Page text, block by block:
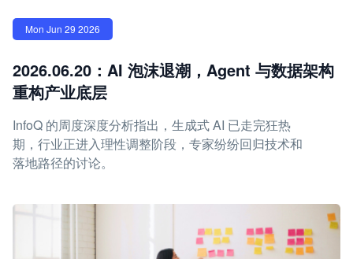
Mon Jun 29 2026
2026.06.20：AI 泡沫退潮，Agent 与数据架构
重构产业底层
InfoQ 的周度深度分析指出，生成式 AI 已走完狂热
期，行业正进入理性调整阶段，专家纷纷回归技术和
落地路径的讨论。